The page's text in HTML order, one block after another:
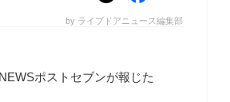
by ライブドアニュース編集部
ポストセブンが報じた